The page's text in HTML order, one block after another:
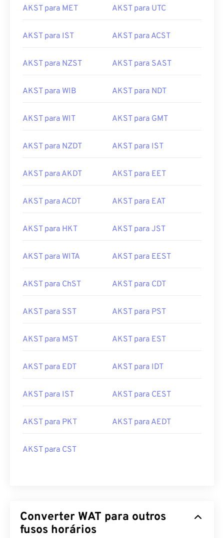
AKST para MET AKST para UTC
AKST para IST AKST para ACST
AKST para NZST AKST para SAST
AKST para WIB AKST para NDT
AKST para WIT AKST para GMT
AKST para NZDT AKST para IST
AKST para AKDT AKST para EET
AKST para ACDT AKST para EAT
AKST para HKT AKST para JST
AKST para WITA AKST para EEST
AKST para ChST AKST para CDT
AKST para SST AKST para PST
AKST para MST AKST para EST
AKST para EDT AKST para IDT
AKST para IST AKST para CEST
AKST para PKT AKST para AEDT
AKST para CST
Converter WAT para outros
fusos horários